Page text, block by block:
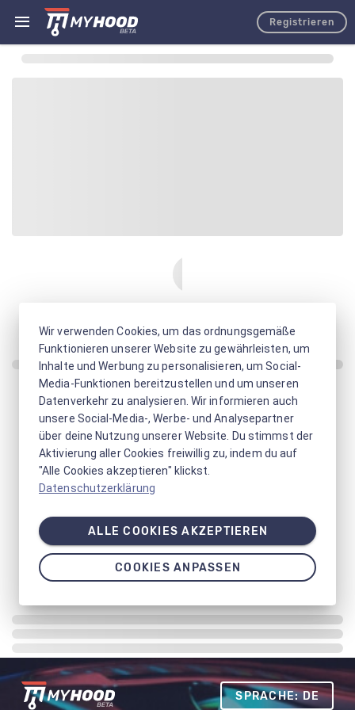
Registrieren
SPRACHE: DE
Wir verwenden Cookies, um das ordnungsgemäße
Funktionieren unserer Website zu gewährleisten, um
Inhalte und Werbung zu personalisieren, um Social-
Media-Funktionen bereitzustellen und um unseren
Datenverkehr zu analysieren. Wir informieren auch
unsere Social-Media-, Werbe- und Analysepartner
über deine Nutzung unserer Website. Du stimmst der
Aktivierung aller Cookies freiwillig zu, indem du auf
"Alle Cookies akzeptieren" klickst.
Datenschutzerklärung
ALLE COOKIES AKZEPTIEREN
COOKIES ANPASSEN